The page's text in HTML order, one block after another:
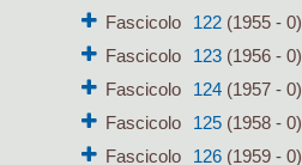
Fascicolo
122(1955 - 0)
Fascicolo
123(1956 - 0)
Fascicolo
124(1957 - 0)
Fascicolo
125(1958 - 0)
Fascicolo
126(1959 - 0)